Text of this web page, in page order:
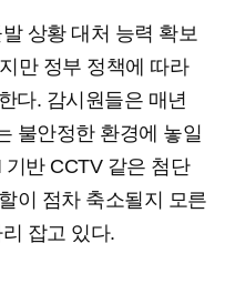
상황 대처 능력 확보
만 정부 정책에 따라
다. 감시원들은 매년
불안정한 환경에 놓일
반 CCTV 같은 첨단
이 점차 축소될지 모른
잡고 있다.